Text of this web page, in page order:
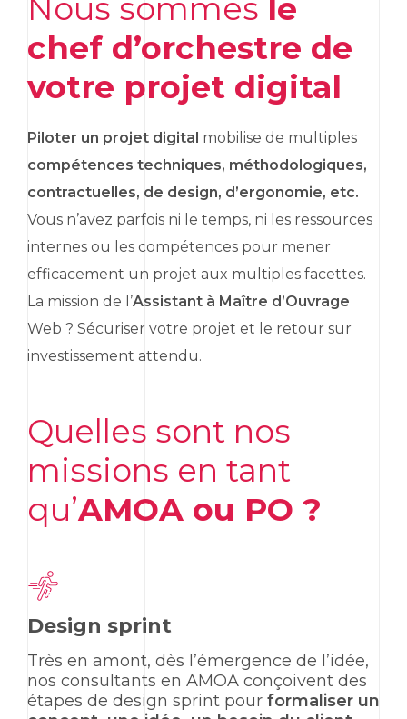
Nous sommes le
chef d’orchestre de
votre projet digital
Piloter un projet digital mobilise de multiples
compétences techniques, méthodologiques,
contractuelles, de design, d’ergonomie, etc.
Vous n’avez parfois ni le temps, ni les ressources
internes ou les compétences pour mener
efficacement un projet aux multiples facettes.
La mission de l’Assistant à Maître d’Ouvrage
Web ? Sécuriser votre projet et le retour sur
investissement attendu.
Quelles sont nos
missions en tant
qu’AMOA ou PO ?
Design sprint
Très en amont, dès l’émergence de l’idée,
nos consultants en AMOA conçoivent des
étapes de design sprint pour formaliser un